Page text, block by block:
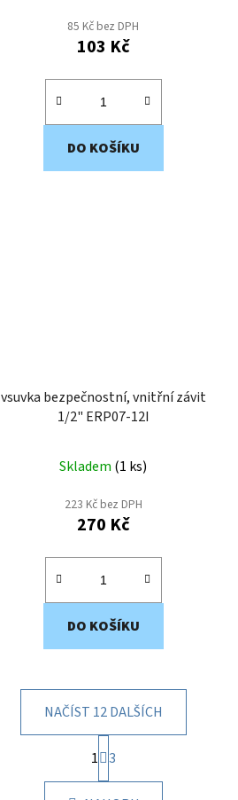
85 Kč bez DPH
103 Kč
DO KOŠÍKU
vsuvka bezpečnostní, vnitřní závit
1/2" ERP07-12I
Skladem (1 ks)
223 Kč bez DPH
270 Kč
DO KOŠÍKU
O
v
NAČÍST 12 DALŠÍCH
S
t
r
1 3